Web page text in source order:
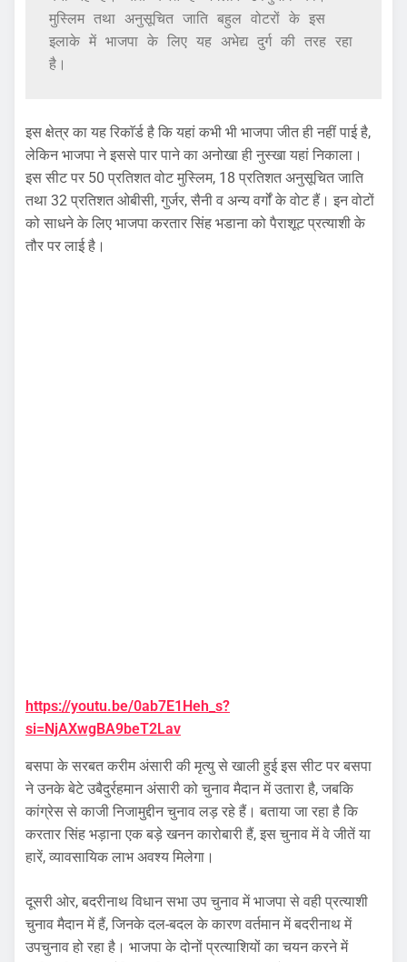
मुस्लिम तथा अनुसूचित जाति बहुल वोटरों के इस
इलाके में भाजपा के लिए यह अभेद्य दुर्ग की तरह रहा
है।
इस क्षेत्र का यह रिकाॅर्ड है कि यहां कभी भी भाजपा जीत ही नहीं पाई है,
लेकिन भाजपा ने इससे पार पाने का अनोखा ही नुस्खा यहां निकाला।
इस सीट पर 50 प्रतिशत वोट मुस्लिम, 18 प्रतिशत अनुसूचित जाति
तथा 32 प्रतिशत ओबीसी, गुर्जर, सैनी व अन्य वर्गों के वोट हैं। इन वोटों
को साधने के लिए भाजपा करतार सिंह भडाना को पैराशूट प्रत्याशी के
तौर पर लाई है।
https://youtu.be/0ab7E1Heh_s?
si=NjAXwgBA9beT2Lav
बसपा के सरबत करीम अंसारी की मृत्यु से खाली हुई इस सीट पर बसपा
ने उनके बेटे उबैदुर्रहमान अंसारी को चुनाव मैदान में उतारा है, जबकि
कांग्रेस से काजी निजामुद्दीन चुनाव लड़ रहे हैं। बताया जा रहा है कि
करतार सिंह भड़ाना एक बड़े खनन कारोबारी हैं, इस चुनाव में वे जीतें या
हारें, व्यावसायिक लाभ अवश्य मिलेगा।
दूसरी ओर, बदरीनाथ विधान सभा उप चुनाव में भाजपा से वही प्रत्याशी
चुनाव मैदान में हैं, जिनके दल-बदल के कारण वर्तमान में बदरीनाथ में
उपचुनाव हो रहा है। भाजपा के दोनों प्रत्याशियों का चयन करने में